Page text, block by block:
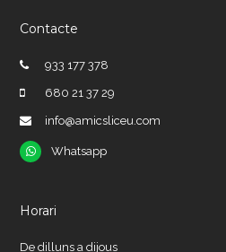
Contacte
933 177 378
680 21 37 29
info@amicsliceu.com
Whatsapp
Whatsapp
Horari
De dilluns a dijous